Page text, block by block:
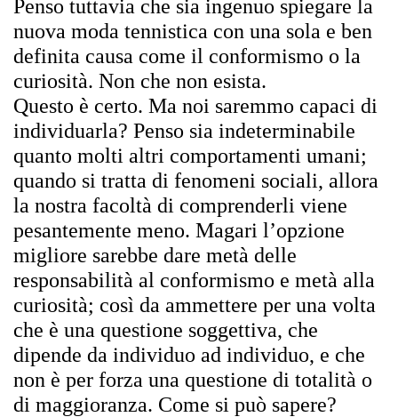
Penso tuttavia che sia ingenuo spiegare la
nuova moda tennistica con una sola e ben
definita causa come il conformismo o la
curiosità. Non che non esista.
Questo è certo. Ma noi saremmo capaci di
individuarla? Penso sia indeterminabile
quanto molti altri comportamenti umani;
quando si tratta di fenomeni sociali, allora
la nostra facoltà di comprenderli viene
pesantemente meno. Magari l’opzione
migliore sarebbe dare metà delle
responsabilità al conformismo e metà alla
curiosità; così da ammettere per una volta
che è una questione soggettiva, che
dipende da individuo ad individuo, e che
non è per forza una questione di totalità o
di maggioranza. Come si può sapere?